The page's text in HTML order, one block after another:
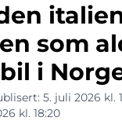
som
i
5. juli 2026 kl.
kl. 18:20